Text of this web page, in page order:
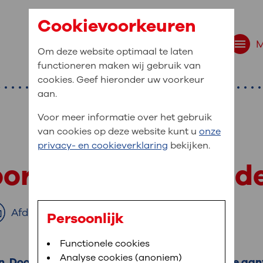
navigatie
bent u naar op
Bloedafname,MijnOLVG,Digitalisering
medische gegevens
In MijnOLVG kunt u uw medische
het u uitkomt. OLVG breidt MijnOLVG
een storing in
Afdrukken
Cookievoorkeuren
Om deze website optimaal te laten
functioneren maken wij gebruik van
cookies. Geef hieronder uw voorkeur
aan.
Voor meer informatie over het gebruik
van cookies op deze website kunt u onze
privacy- en cookieverklaring bekijken.
Persoonlijk
Functionele cookies
Analyse cookies (anoniem)